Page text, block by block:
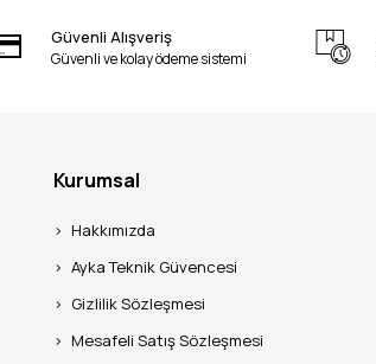
Güvenli Alışveriş
Güvenli ve kolay ödeme sistemi
Kurumsal
Hakkımızda
Ayka Teknik Güvencesi
Gizlilik Sözleşmesi
Mesafeli Satış Sözleşmesi